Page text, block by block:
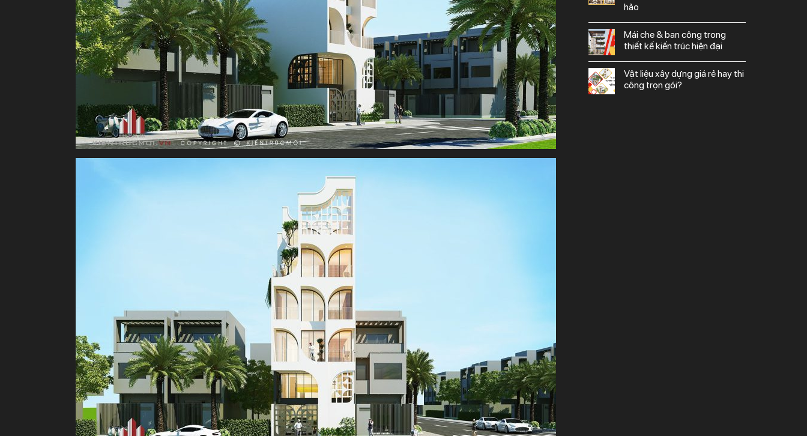
hảo
mái che & ban công trong
thiết kế kiến trúc hiện đại
vật liệu xây dựng giá rẻ hay thi
công trọn gói?